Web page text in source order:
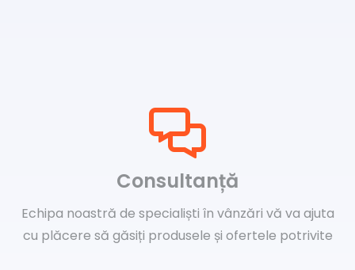
Consultanță
Echipa noastră de specialiști în vânzări vă va ajuta
cu plăcere să găsiți produsele și ofertele potrivite